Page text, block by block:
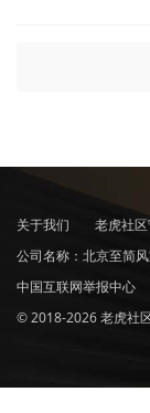
关于我们 老虎社
公司名称：北京至简
中国互联网举报中心
© 2018-2026 老虎社